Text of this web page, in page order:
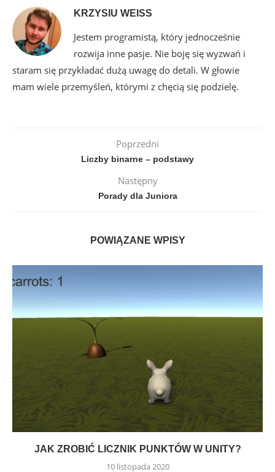
KRZYSIU WEISS
Jestem programistą, który jednocześnie
rozwija inne pasje. Nie boję się wyzwań i
staram się przykładać dużą uwagę do detali. W głowie
mam wiele przemyśleń, którymi z chęcią się podzielę.
Poprzedni
Liczby binarne – podstawy
Następny
Porady dla Juniora
POWIĄZANE WPISY
JAK ZROBIĆ LICZNIK PUNKTÓW W UNITY?
10 listopada 2020